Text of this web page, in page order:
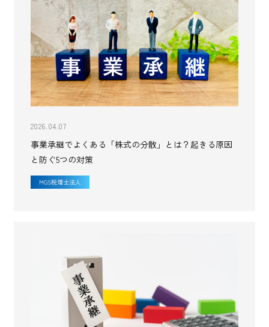
事業承継でよくある「株式の分散」とは？起きる原因
と防ぐ5つの対策
2026.04.07
MGS税理士法人